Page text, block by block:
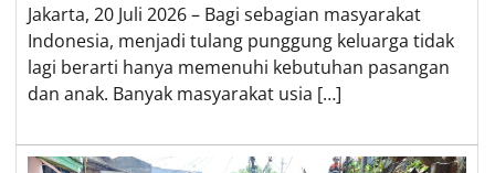
Jakarta, 20 Juli 2026 – Bagi sebagian masyarakat
Indonesia, menjadi tulang punggung keluarga tidak
lagi berarti hanya memenuhi kebutuhan pasangan
dan anak. Banyak masyarakat usia […]